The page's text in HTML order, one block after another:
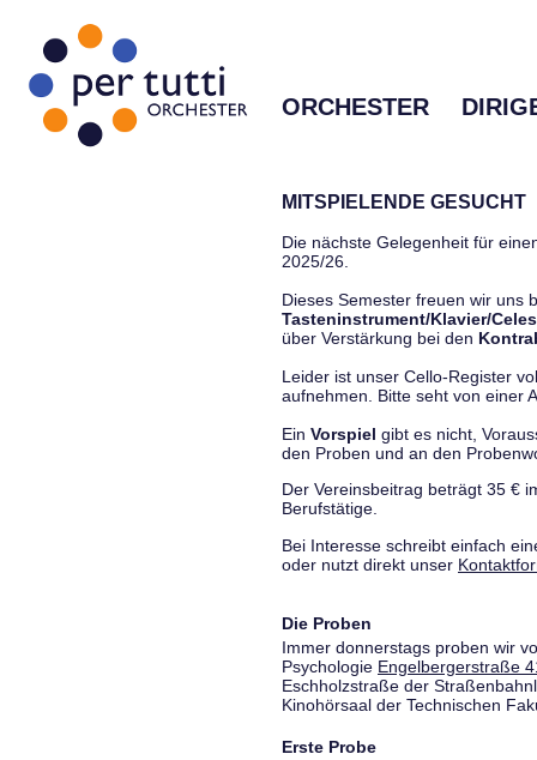
ORCHESTER
MITSPIELENDE GESUCHT
Die nächste Gelegenheit für
2025/26.
Dieses Semester freuen wir uns
Tasteninstrument/Klavier/
über Verstärkung bei den
Leider ist unser Cello-Register
aufnehmen. Bitte seht von einer
Ein Vorspiel gibt es nicht,
den Proben und an den
Der Vereinsbeitrag beträgt 35 €
Berufstätige.
Bei Interesse schreibt einfach
oder nutzt direkt unser
Die Proben
Immer donnerstags proben wir
Psychologie Engelbergerstraße
Eschholzstraße der
Kinohörsaal der Technischen
Erste Probe